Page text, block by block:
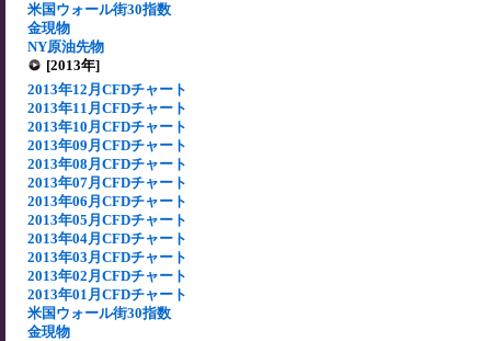
米国ウォール街30指数
金現物
NY原油先物
[2013年]
2013年12月CFDチャート
2013年11月CFDチャート
2013年10月CFDチャート
2013年09月CFDチャート
2013年08月CFDチャート
2013年07月CFDチャート
2013年06月CFDチャート
2013年05月CFDチャート
2013年04月CFDチャート
2013年03月CFDチャート
2013年02月CFDチャート
2013年01月CFDチャート
米国ウォール街30指数
金現物